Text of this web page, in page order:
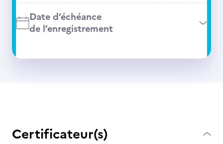
Date d’échéance
de l’enregistrement
Certificateur(s)